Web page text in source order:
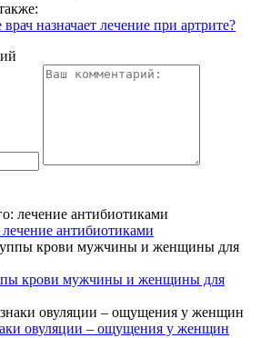
назначает лечение при артрите?
антибиотиками
крови мужчины и женщины для
овуляции – ощущения у женщин